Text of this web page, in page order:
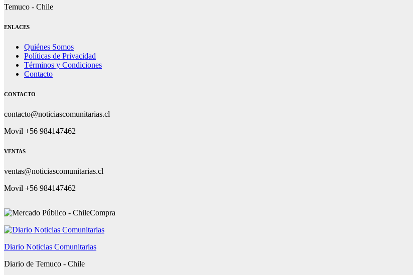
Temuco - Chile
ENLACES
Quiénes Somos
Políticas de Privacidad
Términos y Condiciones
Contacto
CONTACTO
contacto@noticiascomunitarias.cl
Movil +56 984147462
VENTAS
ventas@noticiascomunitarias.cl
Movil +56 984147462
Diario Noticias Comunitarias
Diario de Temuco - Chile